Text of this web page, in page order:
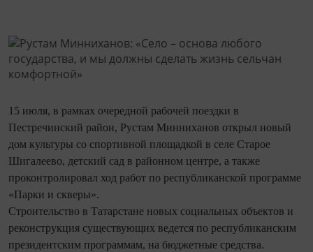
15 июля, в рамках очередной рабочей поездки в
Пестречинский район, Рустам Минниханов открыл новый
дом культуры со спортивной площадкой в селе Старое
Шигалеево, детский сад в районном центре, а также
проконтролировал ход работ по республиканской программе
«Парки и скверы».
Строительство в Татарстане новых социальных объектов и
реконструкция существующих ведется по республиканским
президентским программам, на бюджетные средства.